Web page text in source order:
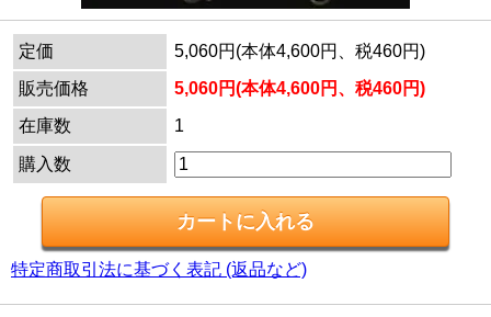
定価
5,060円(本体4,600円、税460円)
販売価格
5,060円(本体4,600円、税460円)
在庫数
1
購入数
特定商取引法に基づく表記 (返品など)